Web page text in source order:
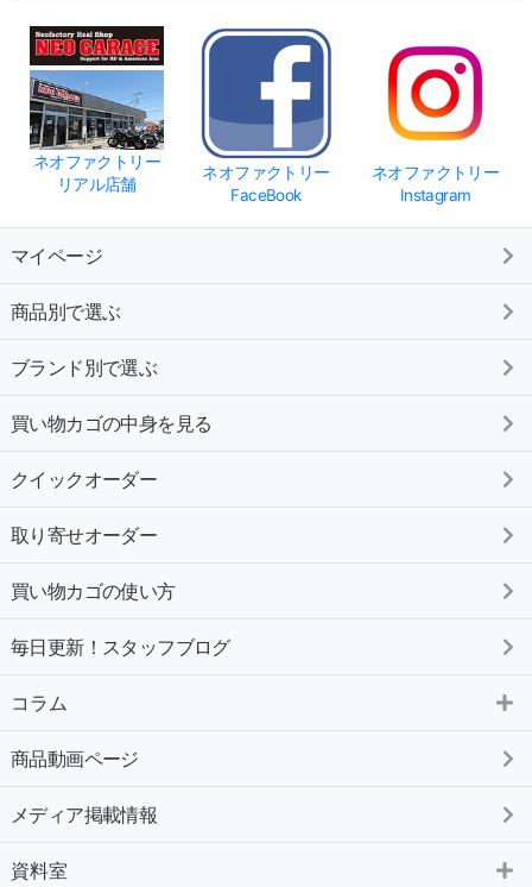
ネオファクトリー
リアル店舗
ネオファクトリー
FaceBook
ネオファクトリー
Instagram
マイページ
商品別で選ぶ
ブランド別で選ぶ
買い物カゴの中身を見る
クイックオーダー
取り寄せオーダー
買い物カゴの使い方
毎日更新！スタッフブログ
コラム
商品動画ページ
メディア掲載情報
資料室